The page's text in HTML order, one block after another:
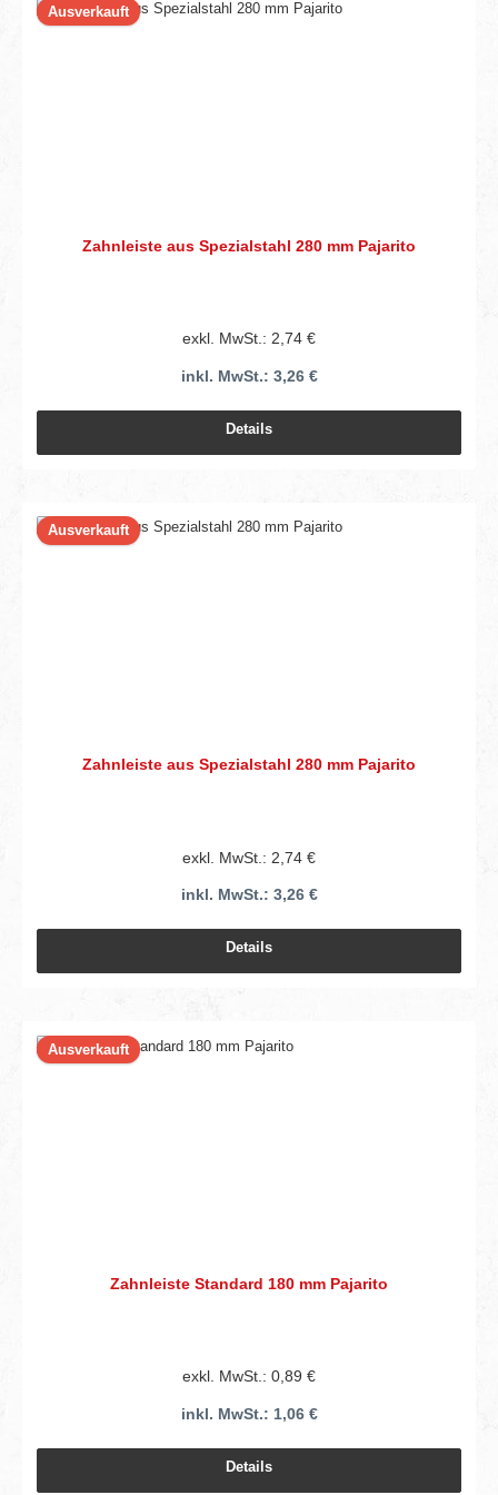
Ausverkauft
Zahnleiste aus Spezialstahl 280 mm Pajarito
exkl. MwSt.: 2,74 €
inkl. MwSt.: 3,26 €
Details
Ausverkauft
Zahnleiste aus Spezialstahl 280 mm Pajarito
exkl. MwSt.: 2,74 €
inkl. MwSt.: 3,26 €
Details
Ausverkauft
Zahnleiste Standard 180 mm Pajarito
exkl. MwSt.: 0,89 €
inkl. MwSt.: 1,06 €
Details